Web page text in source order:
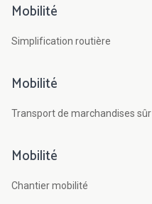
Mobilité
Simplification routière
Mobilité
Transport de marchandises sûr
Mobilité
Chantier mobilité